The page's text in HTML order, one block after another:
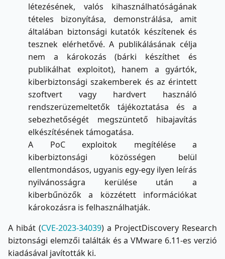
létezésének, valós kihasználhatóságának
tételes bizonyítása, demonstrálása, amit
általában biztonsági kutatók készítenek és
tesznek elérhetővé. A publikálásának célja
nem a károkozás (bárki készíthet és
publikálhat exploitot), hanem a gyártók,
kiberbiztonsági szakemberek és az érintett
szoftvert vagy hardvert használó
rendszerüzemeltetők tájékoztatása és a
sebezhetőségét megszüntető hibajavítás
elkészítésének támogatása.
A PoC exploitok megítélése a
kiberbiztonsági közösségen belül
ellentmondásos, ugyanis egy-egy ilyen leírás
nyilvánosságra kerülése után a
kiberbűnözők a közzétett információkat
károkozásra is felhasználhatják.
A hibát (CVE-2023-34039) a ProjectDiscovery Research
biztonsági elemzői találták és a VMware 6.11-es verzió
kiadásával javították ki.